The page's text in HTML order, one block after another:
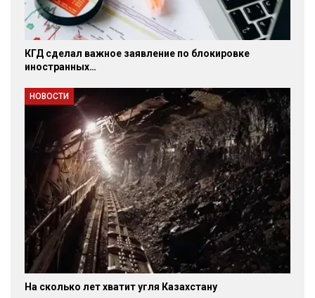
КГД сделал важное заявление по блокировке
иностранных…
НОВОСТИ
На сколько лет хватит угля Казахстану